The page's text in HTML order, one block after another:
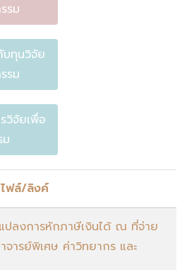
รม
ทุนวิจัย
รม
วิจัยเพื่อ
ฟล์/ลิงค์
ปลงการหักภาษีเงินได้ ณ ที่จ่าย
จารย์พิเศษ ค่าวิทยากร และ